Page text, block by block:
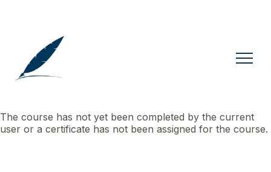
The course has not yet been completed by the current
user or a certificate has not been assigned for the course.